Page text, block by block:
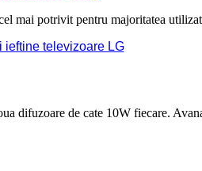
mai potrivit pentru majoritatea
ieftine televizoare LG
difuzoare de cate 10W fiecare.